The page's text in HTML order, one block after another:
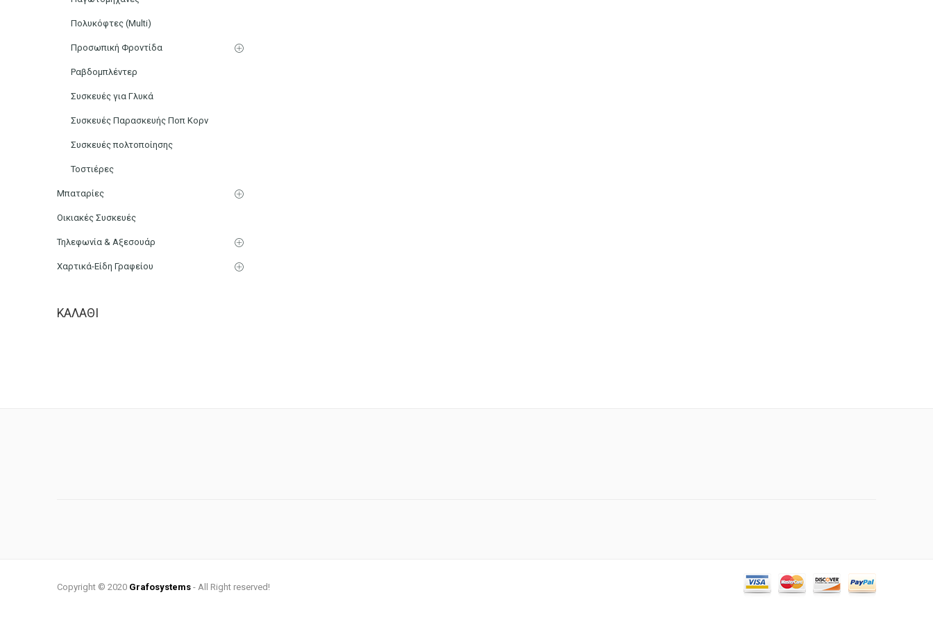
Πολυκόφτες (Multi)
Προσωπική Φροντίδα
Ραβδομπλέντερ
Συσκευές για Γλυκά
Συσκευές Παρασκευής Ποπ Κορν
Συσκευές πολτοποίησης
Τοστιέρες
Μπαταρίες
Οικιακές Συσκευές
Τηλεφωνία & Αξεσουάρ
Χαρτικά-Είδη Γραφείου
ΚΑΛΆΘΙ
Copyright © 2020 Grafosystems- All Right reserved!